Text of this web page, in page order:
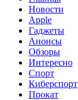
Новости
Apple
Гаджеты
Анонсы
Обзоры
Интересно
Спорт
Киберспорт
Прокат